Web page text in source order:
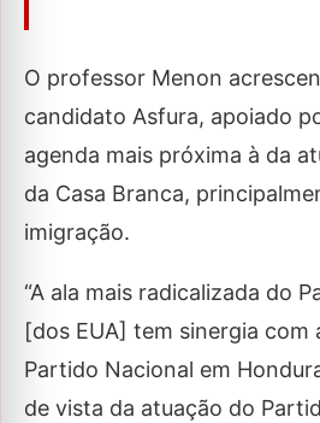
O professor Menon
candidato Asfura, apoiado
agenda mais próxima à da
da Casa Branca,
imigração.
“A ala mais radicalizada do
[dos EUA] tem sinergia com
Partido Nacional em
de vista da atuação do